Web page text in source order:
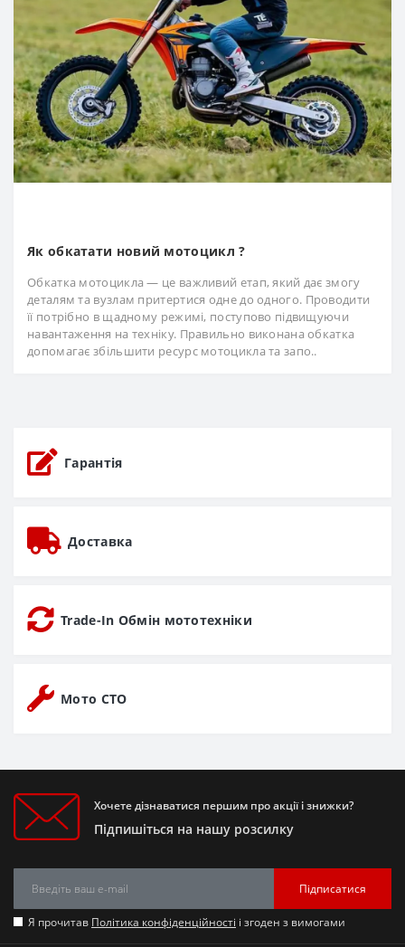
Як обкатати новий мотоцикл ?
Обкатка мотоцикла — це важливий етап, який дає змогу
деталям та вузлам притертися одне до одного. Проводити
її потрібно в щадному режимі, поступово підвищуючи
навантаження на техніку. Правильно виконана обкатка
допомагає збільшити ресурс мотоцикла та запо..
Гарантія
Доставка
Trade-In Обмін мототехніки
Мото СТО
Хочете дізнаватися першим про акції і знижки?
Підпишіться на нашу розсилку
Підписатися
Я прочитав Політика конфіденційності і згоден з вимогами